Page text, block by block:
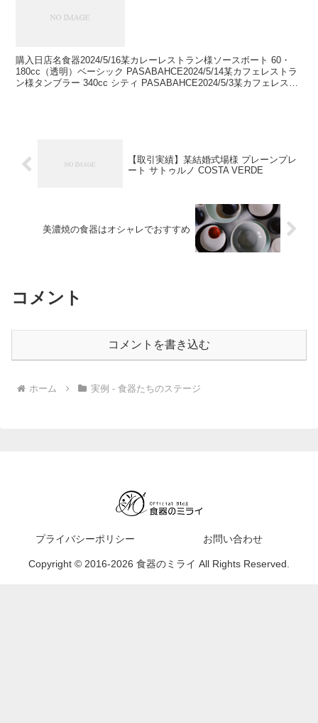
購入日店名食器2024/5/16某カレーレストラン様ソースボート 60・
180cc（透明）ベーシック PASABAHCE2024/5/14某カフェレストラ
ン様タンブラー 340cc シティ PASABAHCE2024/5/3某カフェレスト
【取引実績】某結婚式場様 プレーンプレ
ート サトゥルノ COSTA VERDE
美濃焼の食器はオシャレでおすすめ
コメント
コメントを書き込む
ホーム 実例 - 食器たちのステージ
プライバシーポリシー お問い合わせ
Copyright © 2016-2026 食器のミライ All Rights Reserved.